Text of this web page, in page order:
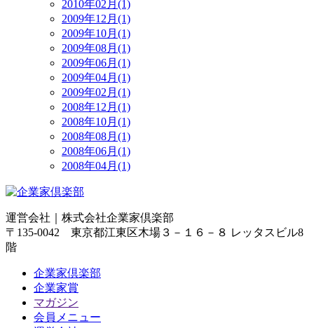
2010年02月(1)
2009年12月(1)
2009年10月(1)
2009年08月(1)
2009年06月(1)
2009年04月(1)
2009年02月(1)
2008年12月(1)
2008年10月(1)
2008年08月(1)
2008年06月(1)
2008年04月(1)
運営会社｜ 株式会社企業家倶楽部
〒135-0042 東京都江東区木場３－１６－８ レッタスビル8
階
企業家倶楽部
企業家賞
マガジン
会員メニュー